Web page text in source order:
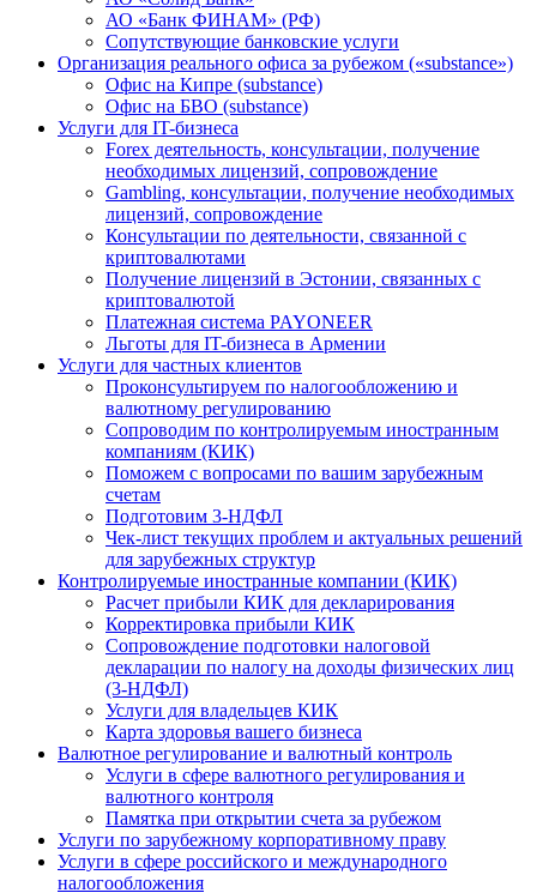
АО «Банк ФИНАМ» (РФ)
Сопутствующие банковские услуги
Организация реального офиса за рубежом («substance»)
Офис на Кипре (substance)
Офис на БВО (substance)
Услуги для IT-бизнеса
Forex деятельность, консультации, получение
необходимых лицензий, сопровождение
Gambling, консультации, получение необходимых
лицензий, сопровождение
Консультации по деятельности, связанной с
криптовалютами
Получение лицензий в Эстонии, связанных с
криптовалютой
Платежная система PAYONEER
Льготы для IT-бизнеса в Армении
Услуги для частных клиентов
Проконсультируем по налогообложению и
валютному регулированию
Сопроводим по контролируемым иностранным
компаниям (КИК)
Поможем с вопросами по вашим зарубежным
счетам
Подготовим 3-НДФЛ
Чек-лист текущих проблем и актуальных решений
для зарубежных структур
Контролируемые иностранные компании (КИК)
Расчет прибыли КИК для декларирования
Корректировка прибыли КИК
Сопровождение подготовки налоговой
декларации по налогу на доходы физических лиц
(3-НДФЛ)
Услуги для владельцев КИК
Карта здоровья вашего бизнеса
Валютное регулирование и валютный контроль
Услуги в сфере валютного регулирования и
валютного контроля
Памятка при открытии счета за рубежом
Услуги по зарубежному корпоративному праву
Услуги в сфере российского и международного
налогообложения